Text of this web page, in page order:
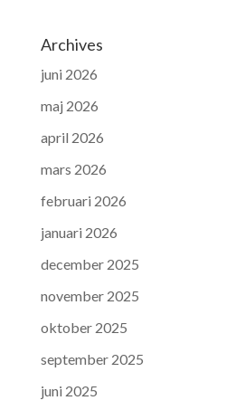
Archives
juni 2026
maj 2026
april 2026
mars 2026
februari 2026
januari 2026
december 2025
november 2025
oktober 2025
september 2025
juni 2025